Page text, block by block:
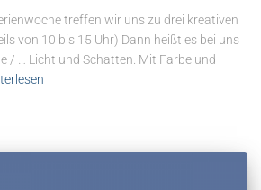
treffen wir uns zu drei kreativen
von 10 bis 15 Uhr) Dann heißt es bei uns
/ … Licht und Schatten. Mit Farbe und